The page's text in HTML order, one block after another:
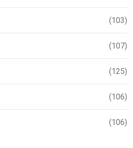
(103)
(107)
(125)
(106)
(106)